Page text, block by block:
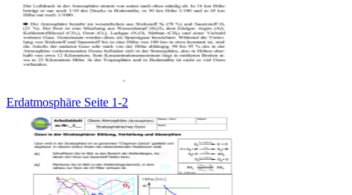
Erdatmosphäre Seite 1-2